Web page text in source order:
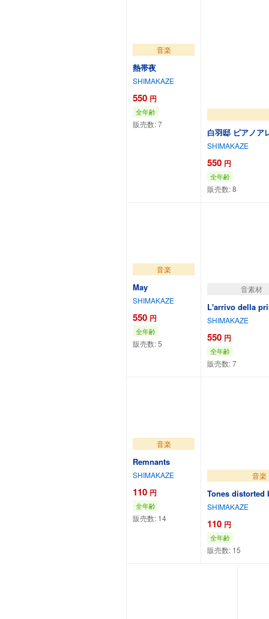
音楽
熱帯夜
SHIMAKAZE
550 円
全年齢
販売数:7
白羽邸 ピアノア
SHIMAKAZE
550 円
全年齢
販売数:8
音楽
May
SHIMAKAZE
550 円
全年齢
販売数:5
音素材
L'arrivo della
SHIMAKAZE
550 円
全年齢
販売数:7
カートに
音楽
Remnants
SHIMAKAZE
110 円
全年齢
販売数: 14
音楽
Tones distorted
SHIMAKAZE
110 円
全年齢
販売数: 15カート